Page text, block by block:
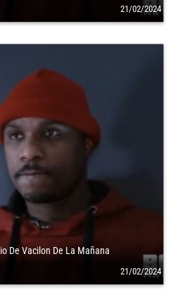
21/02/2024
De Vacilon De La Mañana
21/02/2024